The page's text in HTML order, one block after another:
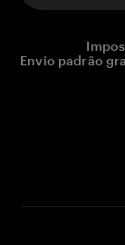
Envio padrão